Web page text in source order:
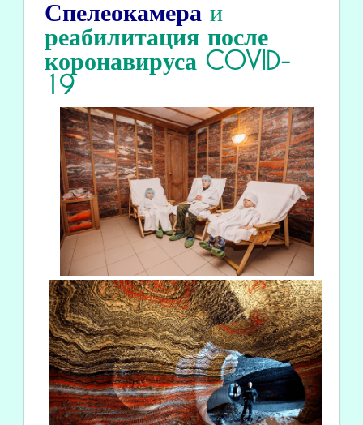
Спелеокамера и
реабилитацияпосле
коронавируса COVID-
19